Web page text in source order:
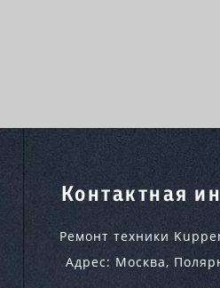
Контактная
Ремонт техники
Адрес: Москва,